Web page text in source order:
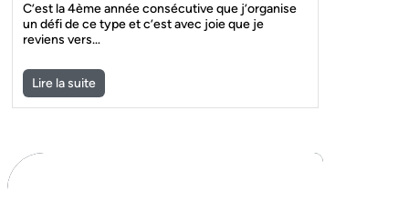
C’est la 4ème année consécutive que j’organise
un défi de ce type et c’est avec joie que je
reviens vers…
Lire la suite